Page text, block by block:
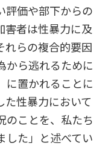
評価や部下からの
害者は性暴力に及
れらの複合的要因
から逃れるために
に置かれることに
た性暴力において
のことを、私たち
した」と述べてい